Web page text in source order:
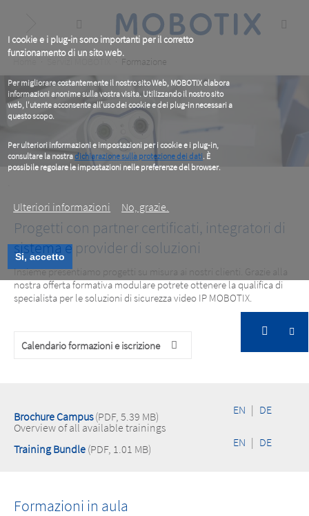
I cookie e i plug-in sono importanti per il corretto
funzionamento di un sito web.
Per migliorare costantemente il nostro sito Web, MOBOTIX elabora
informazioni anonime sulla vostra visita. Utilizzando il nostro sito
web, l'utente acconsente all'uso dei cookie e dei plug-in necessari a
questo scopo.
Per ulteriori informazioni e impostazioni per i cookie e i plug-in,
consultare la nostradichiarazione sulla protezione dei dati. È
possibile regolare le impostazioni nelle preferenze del browser.
Ulteriori informazioni
No, grazie.
Si, accetto
content
Formazione
Formazione
Progetti con partner certificati, integratori di
sistema e provider di soluzioni
Insieme presentiamo progetti su misura ai nostri clienti. Grazie alla
nostra offerta formativa modulare potrete ottenere la qualifica di
specialista per le soluzioni di sicurezza video IP MOBOTIX.
Calendario formazioni e iscrizione
Brochure Campus(PDF, 5.39 MB)
Overview of all available trainings
EN | DE
Training Bundle (PDF, 1.01 MB) EN | DE
Formazioni in aula